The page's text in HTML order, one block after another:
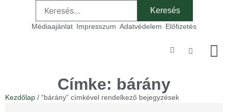
Médiaajánlat Impresszum Adatvédelem Előfizetés
Címke: bárány
Kezdőlap / “bárány” címkével rendelkező bejegyzések